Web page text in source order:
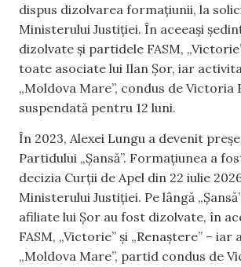
dispus dizolvarea formațiunii, la
Ministerului Justiției. În aceeași
dizolvate și partidele FASM,
toate asociate lui Ilan Șor, iar
„Moldova Mare”, condus de Victoria
suspendată pentru 12 luni.
În 2023, Alexei Lungu a devenit
Partidului „Șansă”. Formațiunea a
decizia Curții de Apel din 22 iulie
Ministerului Justiției. Pe lângă
afiliate lui Șor au fost dizolvate, în
FASM, „Victorie” și „Renaștere” –
„Moldova Mare”, partid condus de